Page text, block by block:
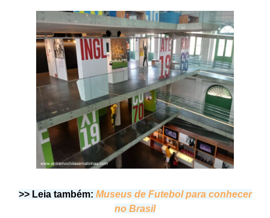
>> Leia também: Museus de Futebol para conhecer
no Brasil